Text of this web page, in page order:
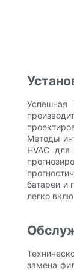
Успешная
Методы
HVAC
батареи и
легко
замена